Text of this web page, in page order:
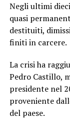
Negli ultimi
quasi
destituiti,
finiti in carcere.
La crisi ha
Pedro Castillo,
presidente nel
proveniente
del paese.